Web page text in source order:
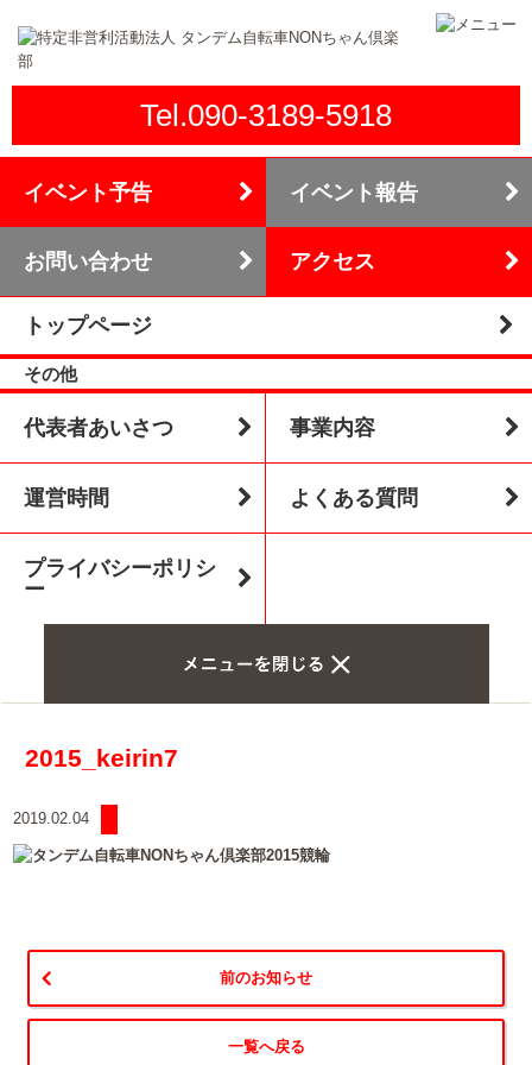
Tel.090-3189-5918
イベント予告 イベント報告
お問い合わせ アクセス
トップページ
その他
代表者あいさつ 事業内容
運営時間 よくある質問
プライバシーポリシ
ー
2015_keirin7
2019.02.04
前のお知らせ
一覧へ戻る